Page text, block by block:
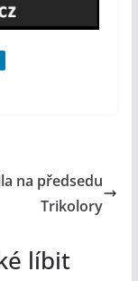
na předsedu
Trikolory
líbit